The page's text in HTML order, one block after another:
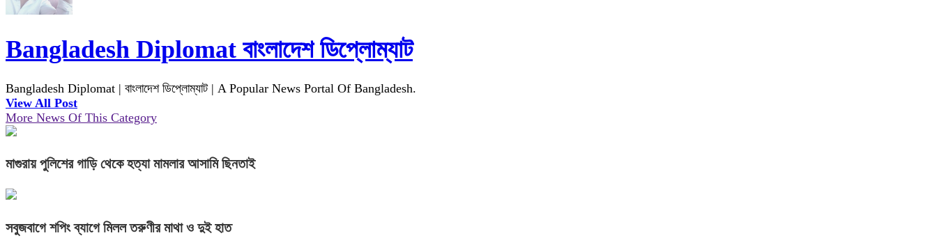
Bangladesh Diplomat বাংলাদেশ ডিপ্লোম্যাট
Bangladesh Diplomat | বাংলাদেশ ডিপ্লোম্যাট | A Popular News Portal Of Bangladesh.
View All Post
More News Of This Category
মাগুরায় পুলিশের গাড়ি থেকে হত্যা মামলার আসামি ছিনতাই
সবুজবাগে শপিং ব্যাগে মিলল তরুণীর মাথা ও দুই হাত